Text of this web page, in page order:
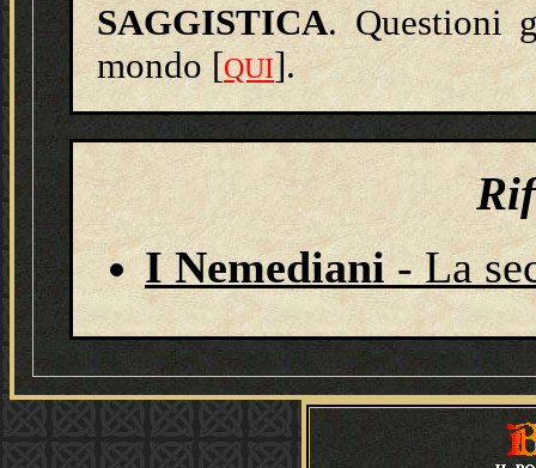
SAGGISTICA. Questioni
mondo [QUI].
I Nemediani- La